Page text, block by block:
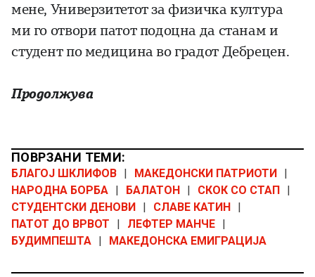
мене, Универзитетот за физичка култура
ми го отвори патот подоцна да станам и
студент по медицина во градот Дебрецен.
Продолжува
ПОВРЗАНИ ТЕМИ:
БЛАГОЈ ШКЛИФОВ | МАКЕДОНСКИ ПАТРИОТИ |
НАРОДНА БОРБА | БАЛАТОН | СКОК СО СТАП |
СТУДЕНТСКИ ДЕНОВИ | СЛАВЕ КАТИН |
ПАТОТ ДО ВРВОТ
| ЛЕФТЕР МАНЧЕ |
БУДИМПЕШТА | МАКЕДОНСКА ЕМИГРАЦИЈА